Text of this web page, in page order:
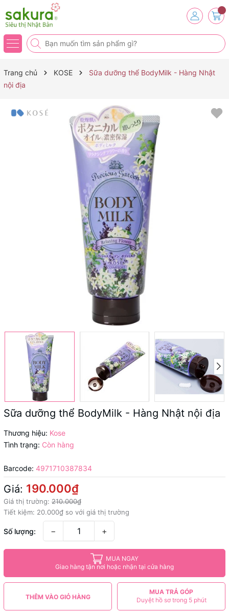
Trang chủ KOSE
Sữa dưỡng thể BodyMilk - Hàng Nhật
nội địa
Sữa dưỡng thể BodyMilk - Hàng Nhật nội địa
Thương hiệu: Kose
Tình trạng: Còn hàng
Barcode: 4971710387834
Giá: 190.000₫
Giá thị trường: 210.000₫
Tiết kiệm: 20.000₫ so với giá thị trường
Số lượng: − +
MUA NGAY
Giao hàng tận nơi hoặc nhận tại cửa hàng
THÊM VÀO GIỎ HÀNG
MUA TRẢ GÓP
Duyệt hồ sơ trong 5 phút